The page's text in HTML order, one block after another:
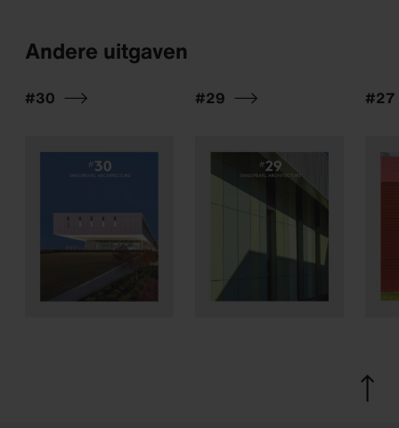
Andere uitgaven
#30 #29 #27